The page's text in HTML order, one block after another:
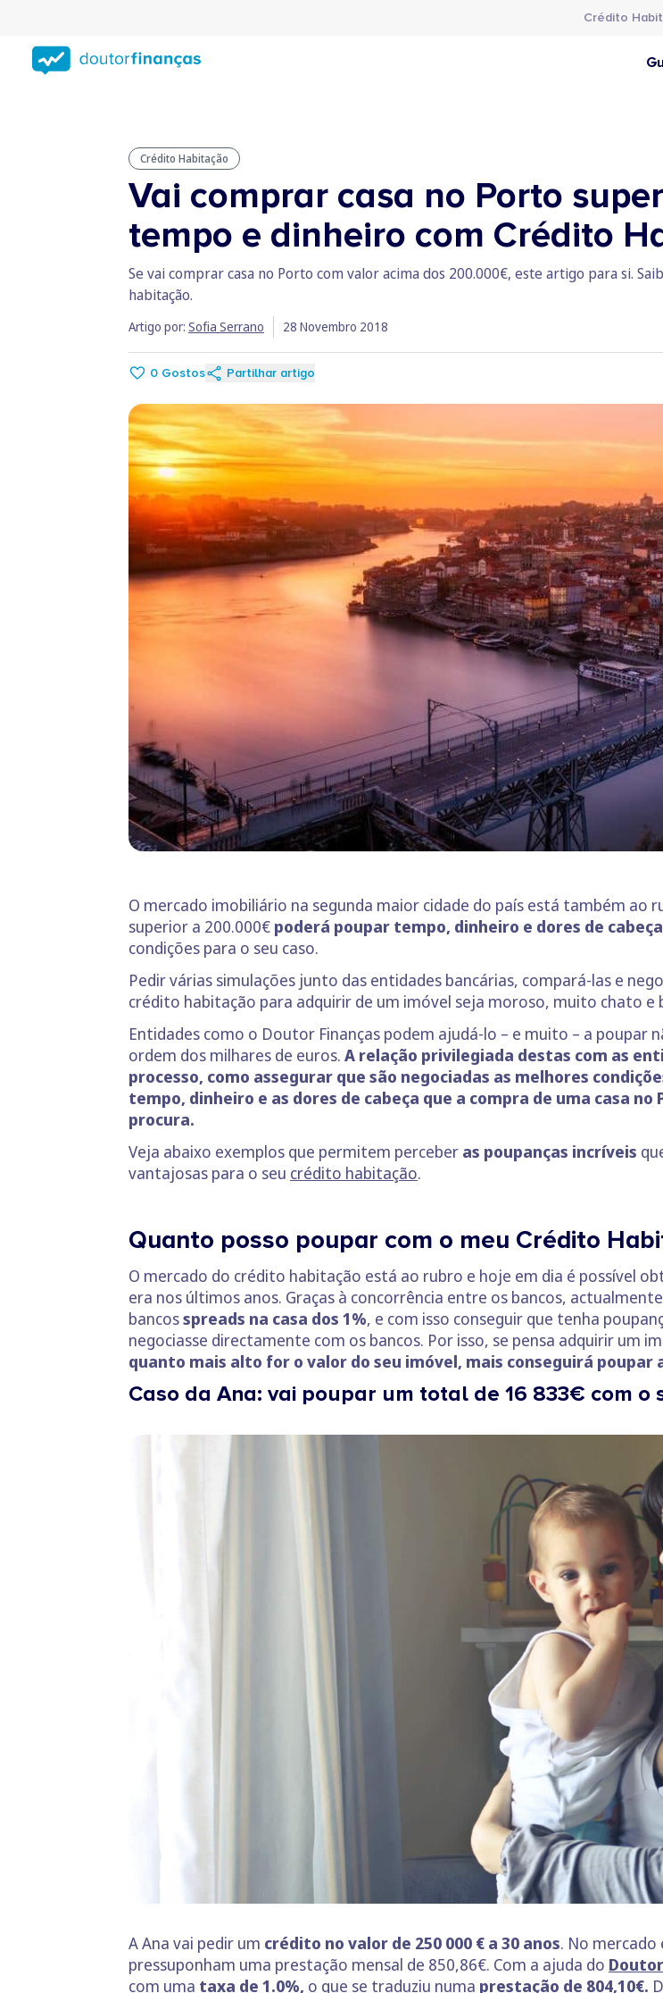
conteúdo
principal
Crédito
Crédito Habitação
Vai comprar casa no Porto
tempo e dinheiro com Crédito
Se vai comprar casa no Porto com valor acima dos 200.000€, este artigo para si.
habitação.
Artigo por: Sofia Serrano 28 Novembro 2018
0 Gostos Partilhar artigo
O mercado imobiliário na segunda maior cidade do país está também ao
superior a 200.000€ poderá poupar tempo, dinheiro e dores de cabeça
condições para o seu caso.
Pedir várias simulações junto das entidades bancárias, compará-las e
crédito habitação para adquirir de um imóvel seja moroso, muito chato
Entidades como o Doutor Finanças podem ajudá-lo – e muito – a poupar
ordem dos milhares de euros. A relação privilegiada destas com as
processo, como assegurar que são negociadas as melhores
tempo, dinheiro e as dores de cabeça que a compra de uma casa
procura.
Veja abaixo exemplos que permitem perceber as poupanças incríveis
vantajosas para o seu crédito habitação.
Quanto posso poupar com o meu Crédito
O mercado do crédito habitação está ao rubro e hoje em dia é possível
era nos últimos anos. Graças à concorrência entre os bancos,
bancosspreads na casa dos 1%, e com isso conseguir que tenha
negociasse directamente com os bancos. Por isso, se pensa adquirir um
quanto mais alto for o valor do seu imóvel, mais conseguirá poupar
Caso da Ana: vai poupar um total de 16 833€ com
A Ana vai pedir um crédito no valor de 250 000 € a 30 anos. No mercado
pressuponham uma prestação mensal de 850,86€. Com a ajuda do
com uma taxa de 1.0%, o que se traduziu numa prestação de 804,10€.